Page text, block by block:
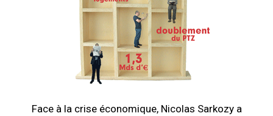
Face à la crise économique, Nicolas Sarkozy a